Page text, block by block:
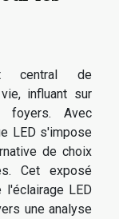
central de
influant sur
Avec
LED s'impose
de choix
Cet exposé
LED
une analyse